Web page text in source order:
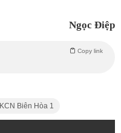
Ngọc Điệp
Copy link
KCN Biên Hòa 1